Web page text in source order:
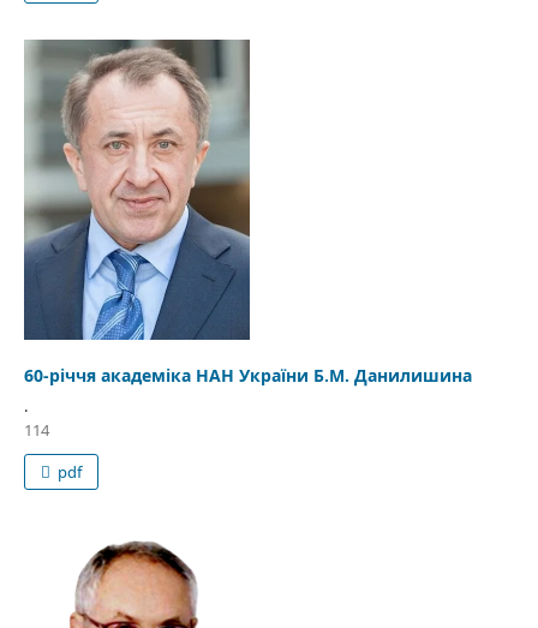
60-річчя академіка НАН України Б.М. Данилишина
.
114
pdf